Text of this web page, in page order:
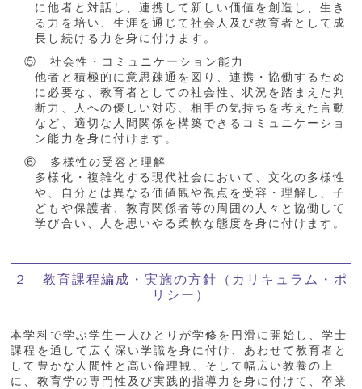
に他者と対話し、連携して新しい価値を創造し、生き
る力を培い、生涯を通じて社会人及び教育者として成
長し続ける力を身に付けます。
⑤ 社会性・コミュニケーション能力
他者と積極的に意思疎通を図り、連携・協働するため
に必要な、教育者としての社会性、状況を踏まえた判
断力、人への優しい対応、相手の気持ちを考えた言動
など、適切な人間関係を構築できるコミュニケーショ
ン能力を身に付けます。
⑥ 多様性の受容と理解
多様化・複雑化する現代社会において、文化の多様性
や、自分とは異なる価値観や視点を受容・理解し、子
どもや保護者、教育関係者等の周囲の人々と協働して
学び合い、人を思いやる柔軟な態度を身に付けます。
２ 教育課程編成・実施の方針（カリキュラム・ポ
リシー）
本学科で学ぶ学生一人ひとりが学修を円滑に開始し、学士
課程を通して広く深い学識を身に付け、あわせて教育者と
して豊かな人間性と高い倫理観、そして幅広い教養の上
に、教育学の専門性及び実践的指導力を身に付けて、卒業